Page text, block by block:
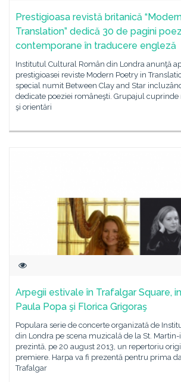
Prestigioasa revistă britanică
Translation” dedică 30 de pagini
contemporane în traducere engleză
Institutul Cultural Român din Londra anunţă
prestigioasei reviste Modern Poetry in
special numit Between Clay and Star
dedicate poeziei româneşti. Grupajul
şi orientări
Arpegii estivale în Trafalgar Square,
Paula Popa şi Florica Grigoraş
Populara serie de concerte organizată de
din Londra pe scena muzicală de la St.
prezintă, pe 20 august 2013, un repertoriu
premiere. Harpa va fi prezentă pentru prima
Trafalgar